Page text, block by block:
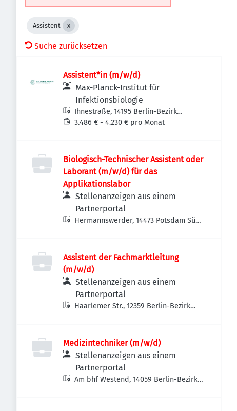
Assistent
Suche zurücksetzen
Assistent*in (m/w/d)
Max-Planck-Institut für
Infektionsbiologie
Ihnestraße, 14195 Berlin-Bezirk
Steglitz-Zehlendorf, Deutschland
3.486 € - 4.230 € pro Monat
Biologisch-Technischer Assistent oder
Laborant (m/w/d) für das
Applikationslabor
Stellenanzeigen aus einem
Partnerportal
Hermannswerder, 14473 Potsdam Süd,
Assistent der Fachmarktleitung
(m/w/d)
Stellenanzeigen aus einem
Partnerportal
Haarlemer Str., 12359 Berlin-Bezirk
Medizintechniker (m/w/d)
Stellenanzeigen aus einem
Partnerportal
Am bhf Westend, 14059 Berlin-Bezirk